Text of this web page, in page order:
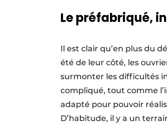
Le préfabriqué,
Il est clair qu’en plus du
été de leur côté, les
surmonter les difficultés
compliqué, tout comme
adapté pour pouvoir
D’habitude, il y a un